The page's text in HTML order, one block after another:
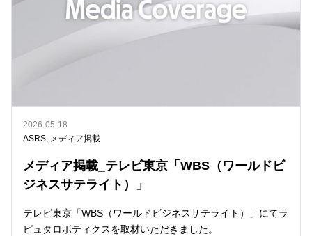
2026-05-18
ASRS, メディア掲載
メディア掲載_テレビ東京「WBS（ワールドビ
ジネスサテライト）」
テレビ東京「WBS（ワールドビジネスサテライト）」にてラ
ピュタロボティクスを取材いただきました。